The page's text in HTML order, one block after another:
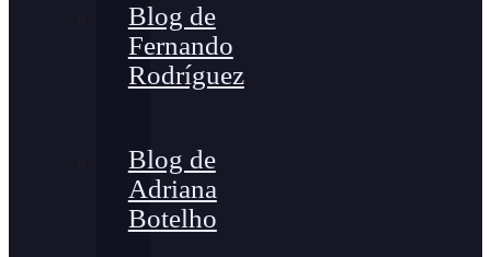
Blog de
Fernando
Rodríguez
Blog de
Adriana
Botelho